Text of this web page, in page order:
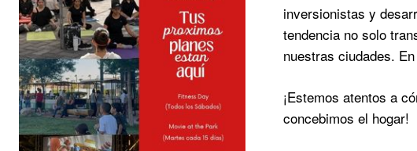
inversionistas y
tendencia no solo
nuestras ciudades.
¡Estemos atentos a
concebimos el hogar!